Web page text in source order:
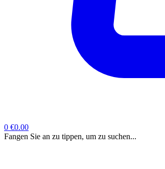
0 €0.00
Fangen Sie an zu tippen, um zu suchen...